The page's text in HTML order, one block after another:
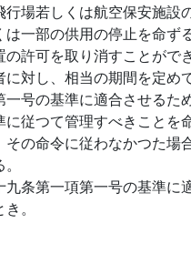
場若しくは航空保安施設
一部の供用の停止を命ず
許可を取り消すことがで
対し、相当の期間を定め
号の基準に適合させるた
従つて管理すべきことを
の命令に従わなかつた場
条第一項第一号の基準に
。